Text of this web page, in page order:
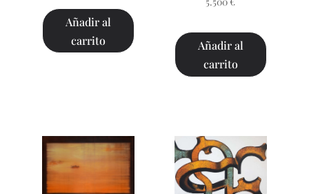
Añadir al
carrito
Añadir al
carrito